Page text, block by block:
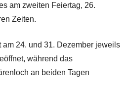
am zweiten Feiertag, 26.
Zeiten.
am 24. und 31. Dezember jeweils
während das
an beiden Tagen